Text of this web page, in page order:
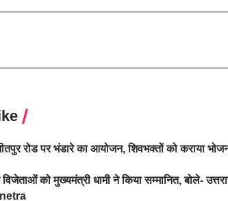
रोड पर भंडारे का आयोजन, शिवभक्तों को कराया
को मुख्यमंत्री धामी ने किया सम्मानित, बोले-